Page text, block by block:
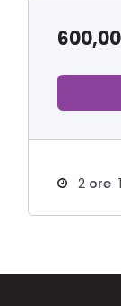
600,00
2 ore